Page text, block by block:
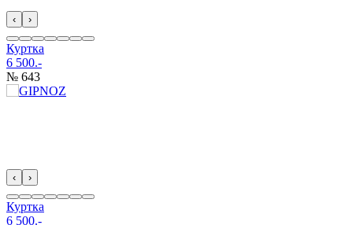
‹ ›
Куртка
6 500.-
№ 643
‹ ›
Куртка
6 500.-